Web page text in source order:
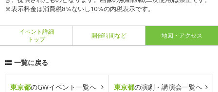
※表示料金は消費税8％ないし10％の内税表示です。
イベント詳細
トップ
開催時間など 地図・アクセス
一覧に戻る
東京都のGWイベント一覧へ 東京都の演劇・講演会一覧へ